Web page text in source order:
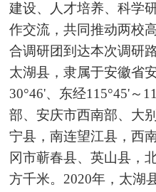
建设、人才培养、科学
作交流，共同推动两校
合调研团到达本次调研
太湖县，隶属于安徽省
30°46'、东经115°45'～
部、安庆市西南部、大
宁县，南连望江县，西
冈市蕲春县、英山县，
方千米。2020年，太湖